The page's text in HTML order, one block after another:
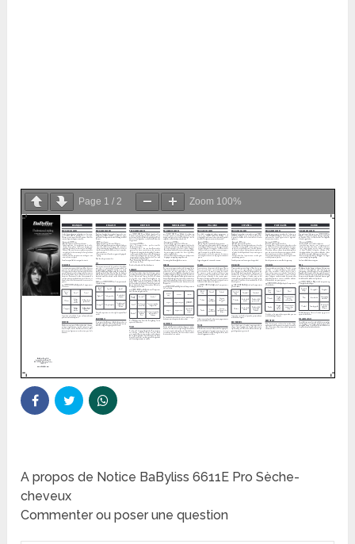
Page 1 /2 Zoom 100%
A propos de Notice BaByliss 6611E Pro Sèche-
cheveux
Commenter ou poser une question